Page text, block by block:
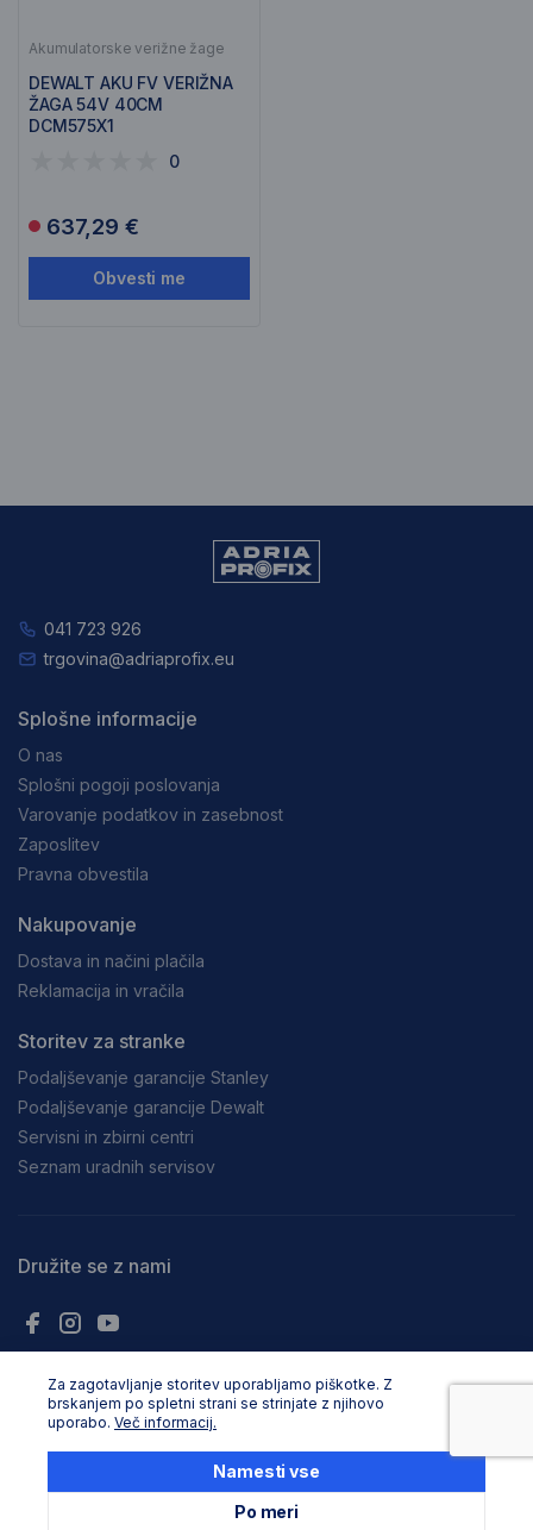
Za zagotavljanje storitev uporabljamo piškotke. Z
brskanjem po spletni strani se strinjate z njihovo
uporabo. Več informacij.
Po meri
Namesti vse
Akumulatorske verižne žage
DEWALT AKU FV VERIŽNA
ŽAGA 54V 40CM
DCM575X1
0
637,29 €
Obvesti me
041 723 926
trgovina@adriaprofix.eu
Splošne informacije
O nas
Splošni pogoji poslovanja
Varovanje podatkov in zasebnost
Zaposlitev
Pravna obvestila
Nakupovanje
Dostava in načini plačila
Reklamacija in vračila
Storitev za stranke
Podaljševanje garancije Stanley
Podaljševanje garancije Dewalt
Servisni in zbirni centri
Seznam uradnih servisov
Družite se z nami
Plačilna sredstva